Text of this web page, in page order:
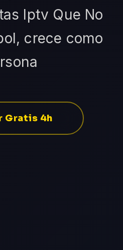
Iptv Que No
crece como
Gratis 4h